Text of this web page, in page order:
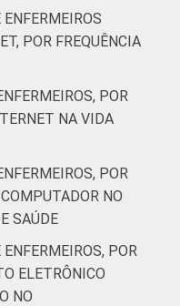
19
com acesso a
de saúde.
Dados coletados
e março de 2015.
/ mar 2015
POR FREQUÊNCIA
POR
NA VIDA
POR
NO
SAÚDE
POR
ELETRÔNICO
NO